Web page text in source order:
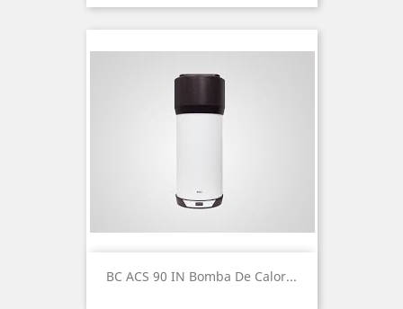
BC ACS 90 IN Bomba De Calor...